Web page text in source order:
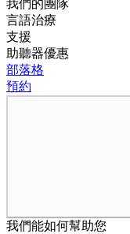
我們的團隊
言語治療
支援
助聽器優惠
部落格
預約
我們能如何幫助您